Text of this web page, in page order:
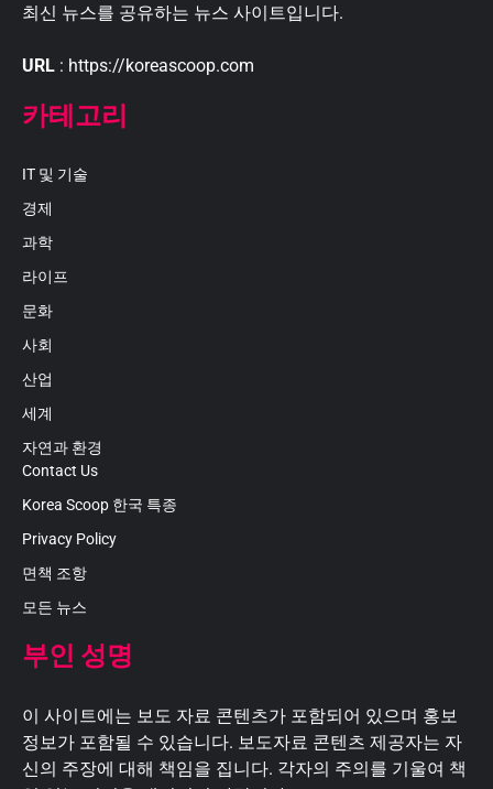
최신 뉴스를 공유하는 뉴스 사이트입니다.
URL : https://koreascoop.com
카테고리
IT 및 기술
경제
과학
라이프
문화
사회
산업
세계
자연과 환경
Contact Us
Korea Scoop 한국 특종
Privacy Policy
면책 조항
모든 뉴스
부인 성명
이 사이트에는 보도 자료 콘텐츠가 포함되어 있으며 홍보
정보가 포함될 수 있습니다. 보도자료 콘텐츠 제공자는 자
신의 주장에 대해 책임을 집니다. 각자의 주의를 기울여 책